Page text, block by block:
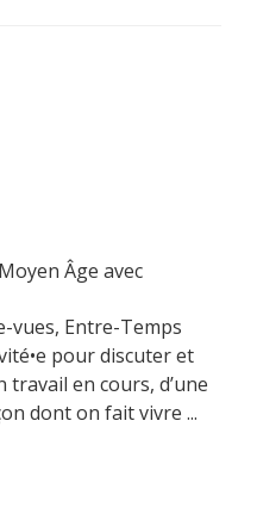
Âge avec
vues, Entre-Temps
pour discuter et
travail en cours, d’une
dont on fait vivre ...